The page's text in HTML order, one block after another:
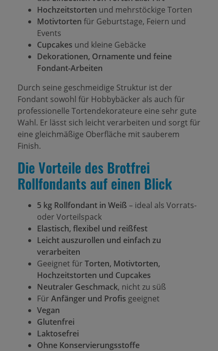
Hochzeitstorten und mehrstöckige Torten
Motivtorten für Geburtstage, Feiern und
Events
Cupcakes und kleine Gebäcke
Dekorationen, Ornamente und feine
Fondant-Arbeiten
Durch seine geschmeidige Struktur ist der
Fondant sowohl für Hobbybäcker als auch für
professionelle Tortendekorateure eine sehr gute
Wahl. Er lässt sich leicht verarbeiten und sorgt für
eine gleichmäßige Oberfläche mit sauberem
Finish.
Die Vorteile des Brotfrei
Rollfondants auf einen Blick
5 kg Rollfondant in Weiß – ideal als Vorrats-
oder Vorteilspack
Elastisch, flexibel und reißfest
Leicht auszurollen und einfach zu
verarbeiten
Geeignet für Torten, Motivtorten,
Hochzeitstorten und Cupcakes
Neutraler Geschmack, nicht zu süß
Für Anfänger und Profis geeignet
Vegan
Glutenfrei
Laktosefrei
Ohne Konservierungsstoffe